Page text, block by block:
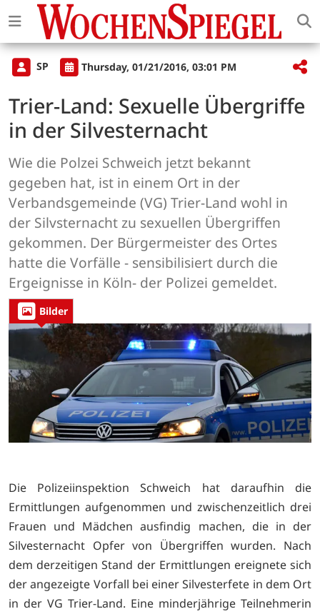
SP Thursday, 01/21/2016, 03:01 PM
Trier-Land: Sexuelle Übergriffe
in der Silvesternacht
Wie die Polzei Schweich jetzt bekannt
gegeben hat, ist in einem Ort in der
Verbandsgemeinde (VG) Trier-Land wohl in
der Silvsternacht zu sexuellen Übergriffen
gekommen. Der Bürgermeister des Ortes
hatte die Vorfälle - sensibilisiert durch die
Ergeignisse in Köln- der Polizei gemeldet.
Bilder
Die Polizeiinspektion Schweich hat daraufhin die
Ermittlungen aufgenommen und zwischenzeitlich drei
Frauen und Mädchen ausfindig machen, die in der
Silvesternacht Opfer von Übergriffen wurden. Nach
dem derzeitigen Stand der Ermittlungen ereignete sich
der angezeigte Vorfall bei einer Silvesterfete in dem Ort
in der VG Trier-Land. Eine minderjährige Teilnehmerin